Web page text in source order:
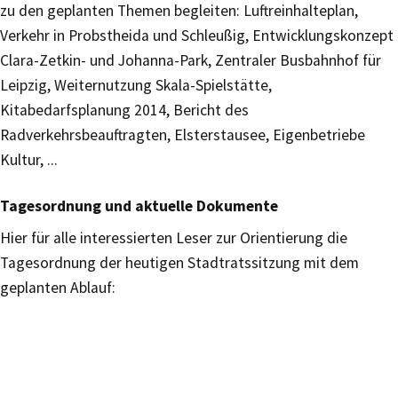
zu den geplanten Themen begleiten: Luftreinhalteplan,
Verkehr in Probstheida und Schleußig, Entwicklungskonzept
Clara-Zetkin- und Johanna-Park, Zentraler Busbahnhof für
Leipzig, Weiternutzung Skala-Spielstätte,
Kitabedarfsplanung 2014, Bericht des
Radverkehrsbeauftragten, Elsterstausee, Eigenbetriebe
Kultur, ...
Tagesordnung und aktuelle Dokumente
Hier für alle interessierten Leser zur Orientierung die
Tagesordnung der heutigen Stadtratssitzung mit dem
geplanten Ablauf: